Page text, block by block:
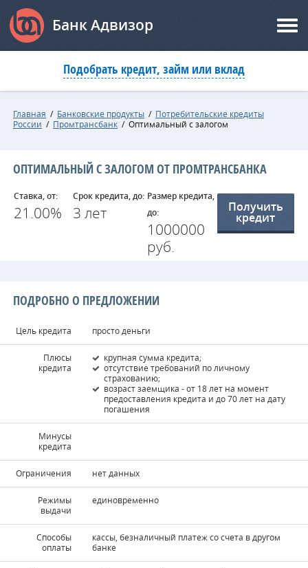
Банк Адвизор
Подобрать кредит, займ или вклад
Главная / Банковские продукты / Потребительские кредиты
России / Промтрансбанк / Оптимальный с залогом
ОПТИМАЛЬНЫЙ С ЗАЛОГОМ ОТ ПРОМТРАНСБАНКА
Ставка, от:
21.00%
Срок кредита, до:
3 лет
Размер кредита,
до:
1000000
руб.
Получить
кредит
ПОДРОБНО О ПРЕДЛОЖЕНИИ
Цель кредита просто деньги
Плюсы
кредита
крупная сумма кредита;
отсутствие требований по личному
страхованию;
возраст заемщика - от 18 лет на момент
предоставления кредита и до 70 лет на дату
погашения
Минусы
кредита
Ограничения нет данных
Режимы
выдачи
единовременно
Способы
оплаты
кассы, безналичный платеж со счета в другом
банке